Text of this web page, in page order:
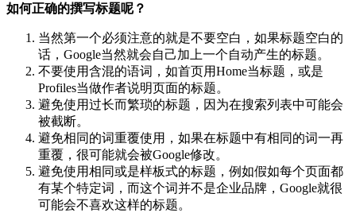
如何正确的撰写标题呢？
当然第一个必须注意的就是不要空白，如果标题空白的
话，Google当然就会自己加上一个自动产生的标题。
不要使用含混的语词，如首页用Home当标题，或是
Profiles当做作者说明页面的标题。
避免使用过长而繁琐的标题，因为在搜索列表中可能会
被截断。
避免相同的词重覆使用，如果在标题中有相同的词一再
重覆，很可能就会被Google修改。
避免使用相同或是样板式的标题，例如假如每个页面都
有某个特定词，而这个词并不是企业品牌，Google就很
可能会不喜欢这样的标题。